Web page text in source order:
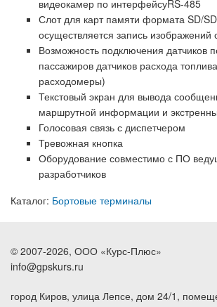
видеокамер по интерфейсуRS-485
Слот для карт памяти формата SD/
осуществляется запись изображений
Возможность подключения датчиков
пассажиров датчиков расхода
расходомеры)
Текстовый экран для вывода
маршрутной информации и
Голосовая связь с диспетчером
Тревожная кнопка
Оборудование совместимо с ПО
разработчиков
Каталог: Бортовые терминалы
© 2007-2026, ООО «Курс-Плюс»
info@gpskurs.ru
город Киров, улица Лепсе, дом 24/1,